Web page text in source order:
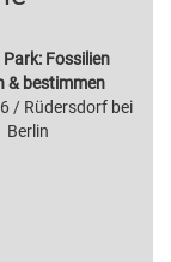
Park: Fossilien
& bestimmen
/ Rüdersdorf bei
Berlin